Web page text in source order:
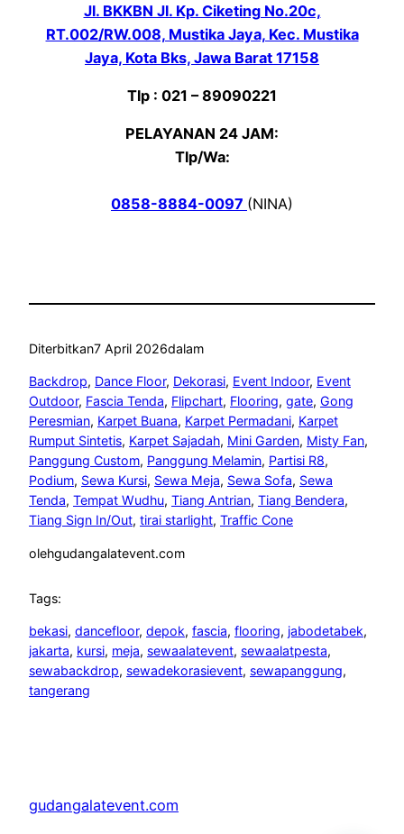
Jl. BKKBN Jl. Kp. Ciketing No.20c,
RT.002/RW.008, Mustika Jaya, Kec. Mustika
Jaya, Kota Bks, Jawa Barat 17158
Tlp : 021 – 89090221
PELAYANAN 24 JAM:
Tlp/Wa:
0858-8884-0097 (NINA)
Diterbitkan7 April 2026dalam
Backdrop, Dance Floor, Dekorasi, Event Indoor, Event
Outdoor, Fascia Tenda, Flipchart, Flooring, gate, Gong
Peresmian, Karpet Buana, Karpet Permadani, Karpet
Rumput Sintetis, Karpet Sajadah, Mini Garden, Misty Fan
Panggung Custom, Panggung Melamin, Partisi R8
Podium, Sewa Kursi, Sewa Meja, Sewa Sofa, Sewa
Tenda, Tempat Wudhu, Tiang Antrian, Tiang Bendera
Tiang Sign In/Out, tirai starlight, Traffic Cone
olehgudangalatevent.com
Tags:
bekasi, dancefloor, depok, fascia, flooring, jabodetabek
jakarta, kursi, meja, sewaalatevent, sewaalatpesta
sewabackdrop, sewadekorasievent, sewapanggung
tangerang
gudangalatevent.com